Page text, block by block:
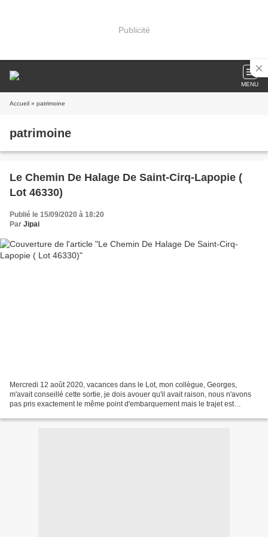
Publicité
MENU
Accueil » patrimoine
patrimoine
Le Chemin De Halage De Saint-Cirq-Lapopie (
Lot 46330)
Publié le 15/09/2020 à 18:20
Par Jipai
Mercredi 12 août 2020, vacances dans le Lot, mon collègue, Georges,
m'avait conseillé cette sortie, je dois avouer qu'il avait raison, nous n'avons
pas pris exactement le même point d'embarquement mais le trajet est